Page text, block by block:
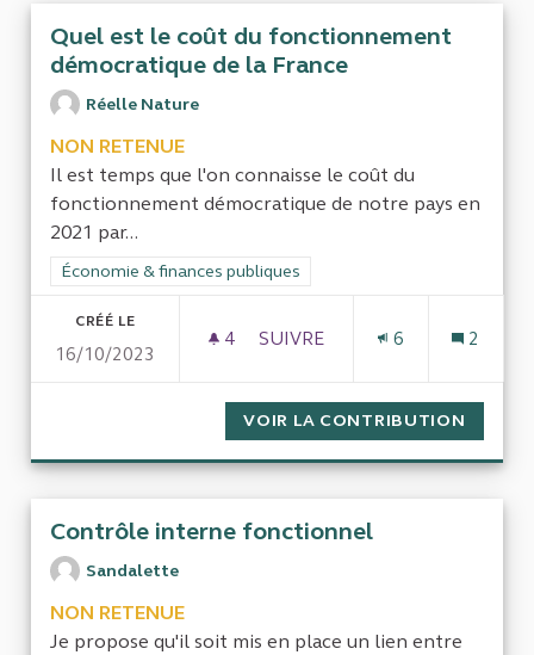
Quel est le coût du fonctionnement
démocratique de la France
Réelle Nature
NON RETENUE
Il est temps que l'on connaisse le coût du
fonctionnement démocratique de notre pays en
2021 par...
Filtrer les résultats de la catégorie : Économie & finances
Économie & finances publiques
CRÉÉ LE
16/10/2023
4 4 ABONNÉS
SUIVRE
6 2
VOIR LA CONTRIBUTION
Contrôle interne fonctionnel
Sandalette
NON RETENUE
Je propose qu'il soit mis en place un lien entre